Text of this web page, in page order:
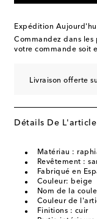
Expédition
Commandez dans les
votre commande soit
Livraison offerte
Détails De L'article
Matériau :
Revêtement :
Fabriqué en
Couleur: beige
Nom de la
Couleur de
Finitions : cuir